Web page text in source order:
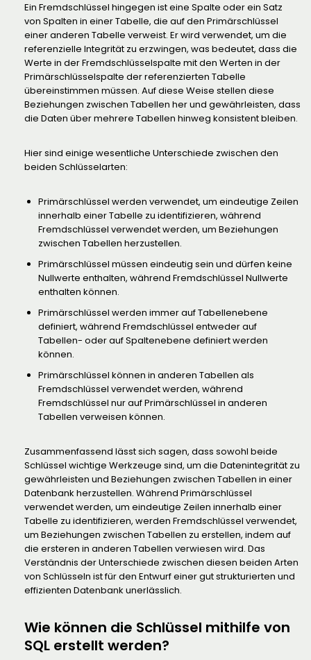
Ein Fremdschlüssel hingegen ist eine Spalte oder ein Satz
von Spalten in einer Tabelle, die auf den Primärschlüssel
einer anderen Tabelle verweist. Er wird verwendet, um die
referenzielle Integrität zu erzwingen, was bedeutet, dass die
Werte in der Fremdschlüsselspalte mit den Werten in der
Primärschlüsselspalte der referenzierten Tabelle
übereinstimmen müssen. Auf diese Weise stellen diese
Beziehungen zwischen Tabellen her und gewährleisten, dass
die Daten über mehrere Tabellen hinweg konsistent bleiben.
Hier sind einige wesentliche Unterschiede zwischen den
beiden Schlüsselarten:
Primärschlüssel werden verwendet, um eindeutige Zeilen
innerhalb einer Tabelle zu identifizieren, während
Fremdschlüssel verwendet werden, um Beziehungen
zwischen Tabellen herzustellen.
Primärschlüssel müssen eindeutig sein und dürfen keine
Nullwerte enthalten, während Fremdschlüssel Nullwerte
enthalten können.
Primärschlüssel werden immer auf Tabellenebene
definiert, während Fremdschlüssel entweder auf
Tabellen- oder auf Spaltenebene definiert werden
können.
Primärschlüssel können in anderen Tabellen als
Fremdschlüssel verwendet werden, während
Fremdschlüssel nur auf Primärschlüssel in anderen
Tabellen verweisen können.
Zusammenfassend lässt sich sagen, dass sowohl beide
Schlüssel wichtige Werkzeuge sind, um die Datenintegrität zu
gewährleisten und Beziehungen zwischen Tabellen in einer
Datenbank herzustellen. Während Primärschlüssel
verwendet werden, um eindeutige Zeilen innerhalb einer
Tabelle zu identifizieren, werden Fremdschlüssel verwendet,
um Beziehungen zwischen Tabellen zu erstellen, indem auf
die ersteren in anderen Tabellen verwiesen wird. Das
Verständnis der Unterschiede zwischen diesen beiden Arten
von Schlüsseln ist für den Entwurf einer gut strukturierten und
effizienten Datenbank unerlässlich.
Wie können die Schlüssel mithilfe von
SQL erstellt werden?